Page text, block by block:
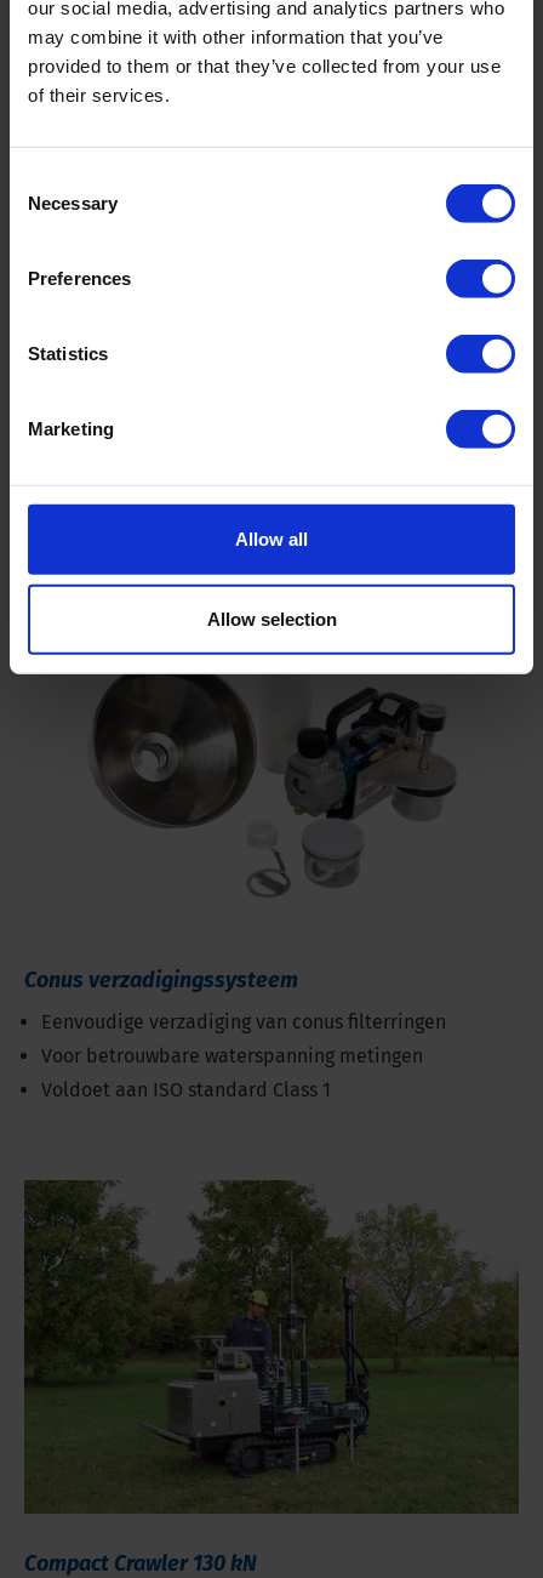
our social media, advertising and analytics partners who
may combine it with other information that you’ve
provided to them or that they’ve collected from your use
of their services.
Selection
Necessary
Preferences
Statistics
Marketing
Allow all
Allow selection
Verschillende diameters en sensormeetbereiken voor
De juiste conus voor elk project
Conus verzadigingssysteem
Eenvoudige verzadiging van conus filterringen
Voor betrouwbare waterspanning metingen
Voldoet aan ISO standard Class 1
Compact Crawler 130 kN